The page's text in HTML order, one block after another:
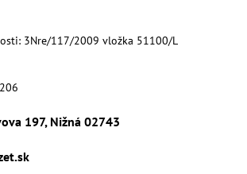
3Nre/117/2009 vložka 51100/L
197, Nižná 02743